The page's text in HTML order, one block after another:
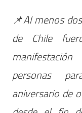
📌Al menos
de Chile
personas
aniversario de